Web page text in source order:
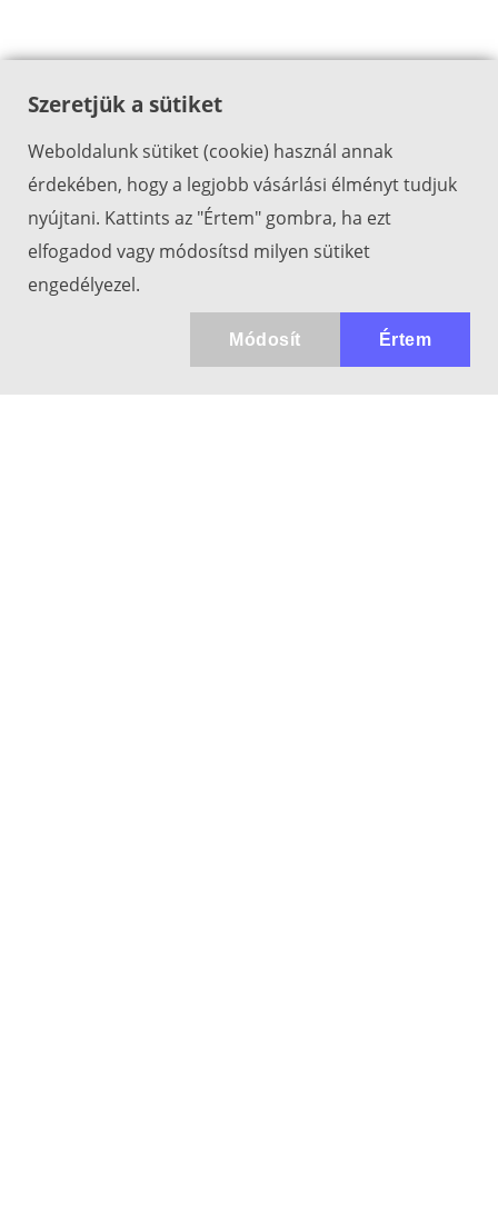
Szeretjük a sütiket
Weboldalunk sütiket (cookie) használ annak
érdekében, hogy a legjobb vásárlási élményt tudjuk
nyújtani. Kattints az "Értem" gombra, ha ezt
elfogadod vagy módosítsd milyen sütiket
engedélyezel.
Értem
Módosít